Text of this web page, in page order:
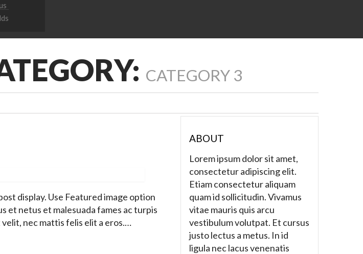
CATEGORY 3
display. Use Featured image option
et netus et malesuada fames ac turpis
nec mattis felis elit a eros.…
ABOUT
Lorem ipsum dolor sit amet,
consectetur adipiscing elit.
Etiam consectetur aliquam
quam id sollicitudin. Vivamus
vitae mauris quis arcu
vestibulum volutpat. Et cursus
justo lectus a metus. In id
ligula nec lacus venenatis